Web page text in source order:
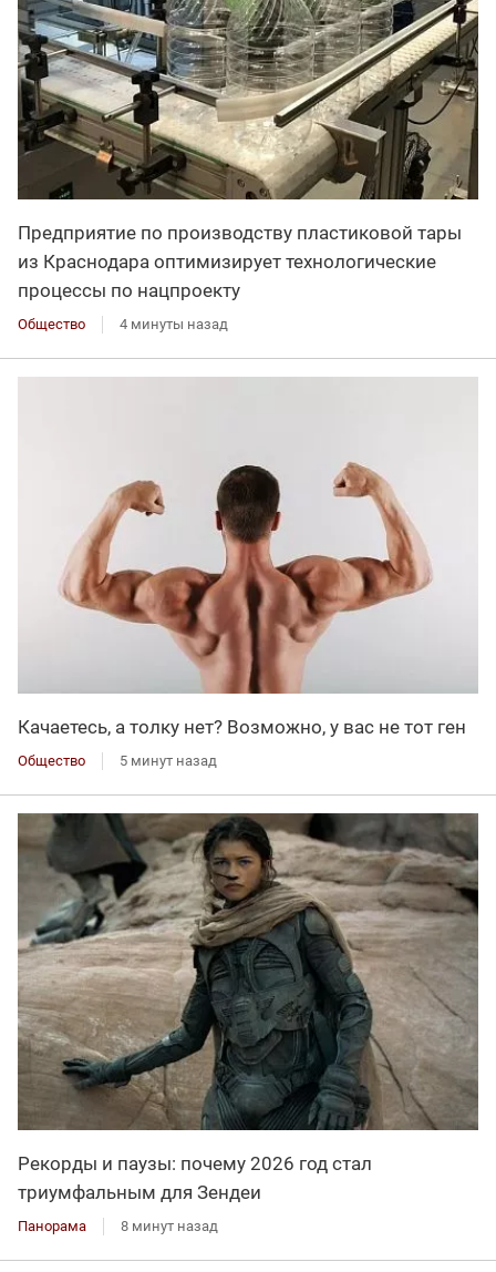
Предприятие по производству пластиковой тары
из Краснодара оптимизирует технологические
процессы по нацпроекту
Общество 4 минуты назад
Качаетесь, а толку нет? Возможно, у вас не тот ген
Общество 5 минут назад
Рекорды и паузы: почему 2026 год стал
триумфальным для Зендеи
Панорама 8 минут назад